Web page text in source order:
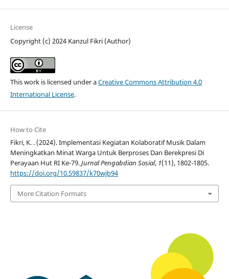
License
Copyright (c) 2024 Kanzul Fikri (Author)
This work is licensed under aCreative Commons Attribution 4.0
International License.
How to Cite
Fikri, K. . (2024). Implementasi Kegiatan Kolaboratif Musik Dalam
Meningkatkan Minat Warga Untuk Berproses Dan Berekpresi Di
Perayaan Hut RI Ke-79.Jurnal Pengabdian Sosial, 1(11), 1802-1805.
https://doi.org/10.59837/k70wjb94
More Citation Formats